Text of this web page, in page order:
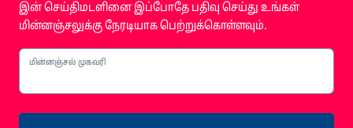
இன் செய்திமடளினை இப்போதே பதிவு செய்து உங்கள்
மின்னஞ்சலுக்கு நேரடியாக பெற்றுக்கொள்ளவும்.
மின்னஞ்சல் முகவரி